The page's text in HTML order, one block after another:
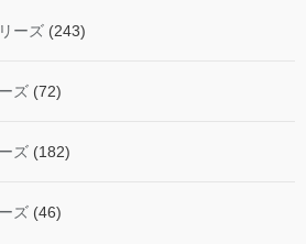
ーズ (243)
ズ (72)
ズ (182)
ズ (46)